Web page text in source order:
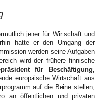
jener für Wirtschaft und
hatte er den Umgang der
werden seine Aufgaben
wird der frühere finnische
für Beschäftigung,
europäische Wirtschaft aus
auf die Beine stellen,
an öffentlichen und privaten